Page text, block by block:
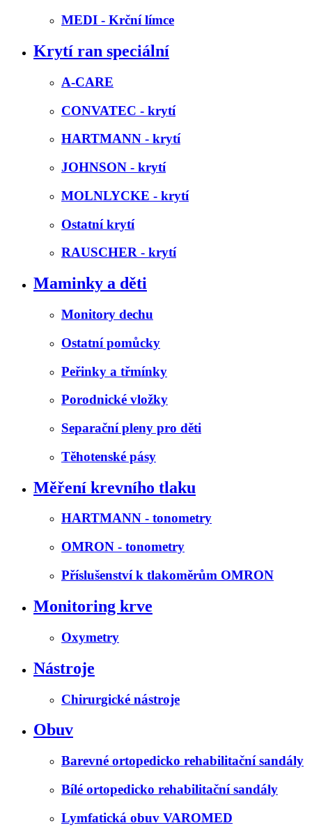
MEDI - Krční límce
Krytí ran speciální
A-CARE
CONVATEC - krytí
HARTMANN - krytí
JOHNSON - krytí
MOLNLYCKE - krytí
Ostatní krytí
RAUSCHER - krytí
Maminky a děti
Monitory dechu
Ostatní pomůcky
Peřinky a třmínky
Porodnické vložky
Separační pleny pro děti
Těhotenské pásy
Měření krevního tlaku
HARTMANN - tonometry
OMRON - tonometry
Příslušenství k tlakoměrům OMRON
Monitoring krve
Oxymetry
Nástroje
Chirurgické nástroje
Obuv
Barevné ortopedicko rehabilitační sandály
Bílé ortopedicko rehabilitační sandály
Lymfatická obuv VAROMED